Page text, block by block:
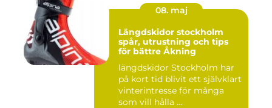
08. maj
Längdskidor stockholm
spår, utrustning och tips
för bättre Åkning
längdskidor Stockholm har
på kort tid blivit ett självklart
vinterintresse för många
som vill hålla ...